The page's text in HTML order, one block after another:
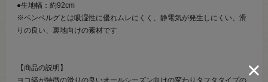
●生地幅：約92cm
※ベンベルグとは吸湿性に優れムレにくく、静電気が発生しにくい、滑
りの良い、裏地向けの素材です
【商品の説明】
ヨコ縞が特徴の滑りの良いオールシーズン向けの変わりタフタタイプの